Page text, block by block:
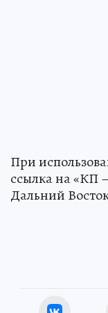
При
ссылка на «КП
Дальний